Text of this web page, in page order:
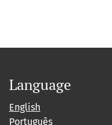
Language
English
Português